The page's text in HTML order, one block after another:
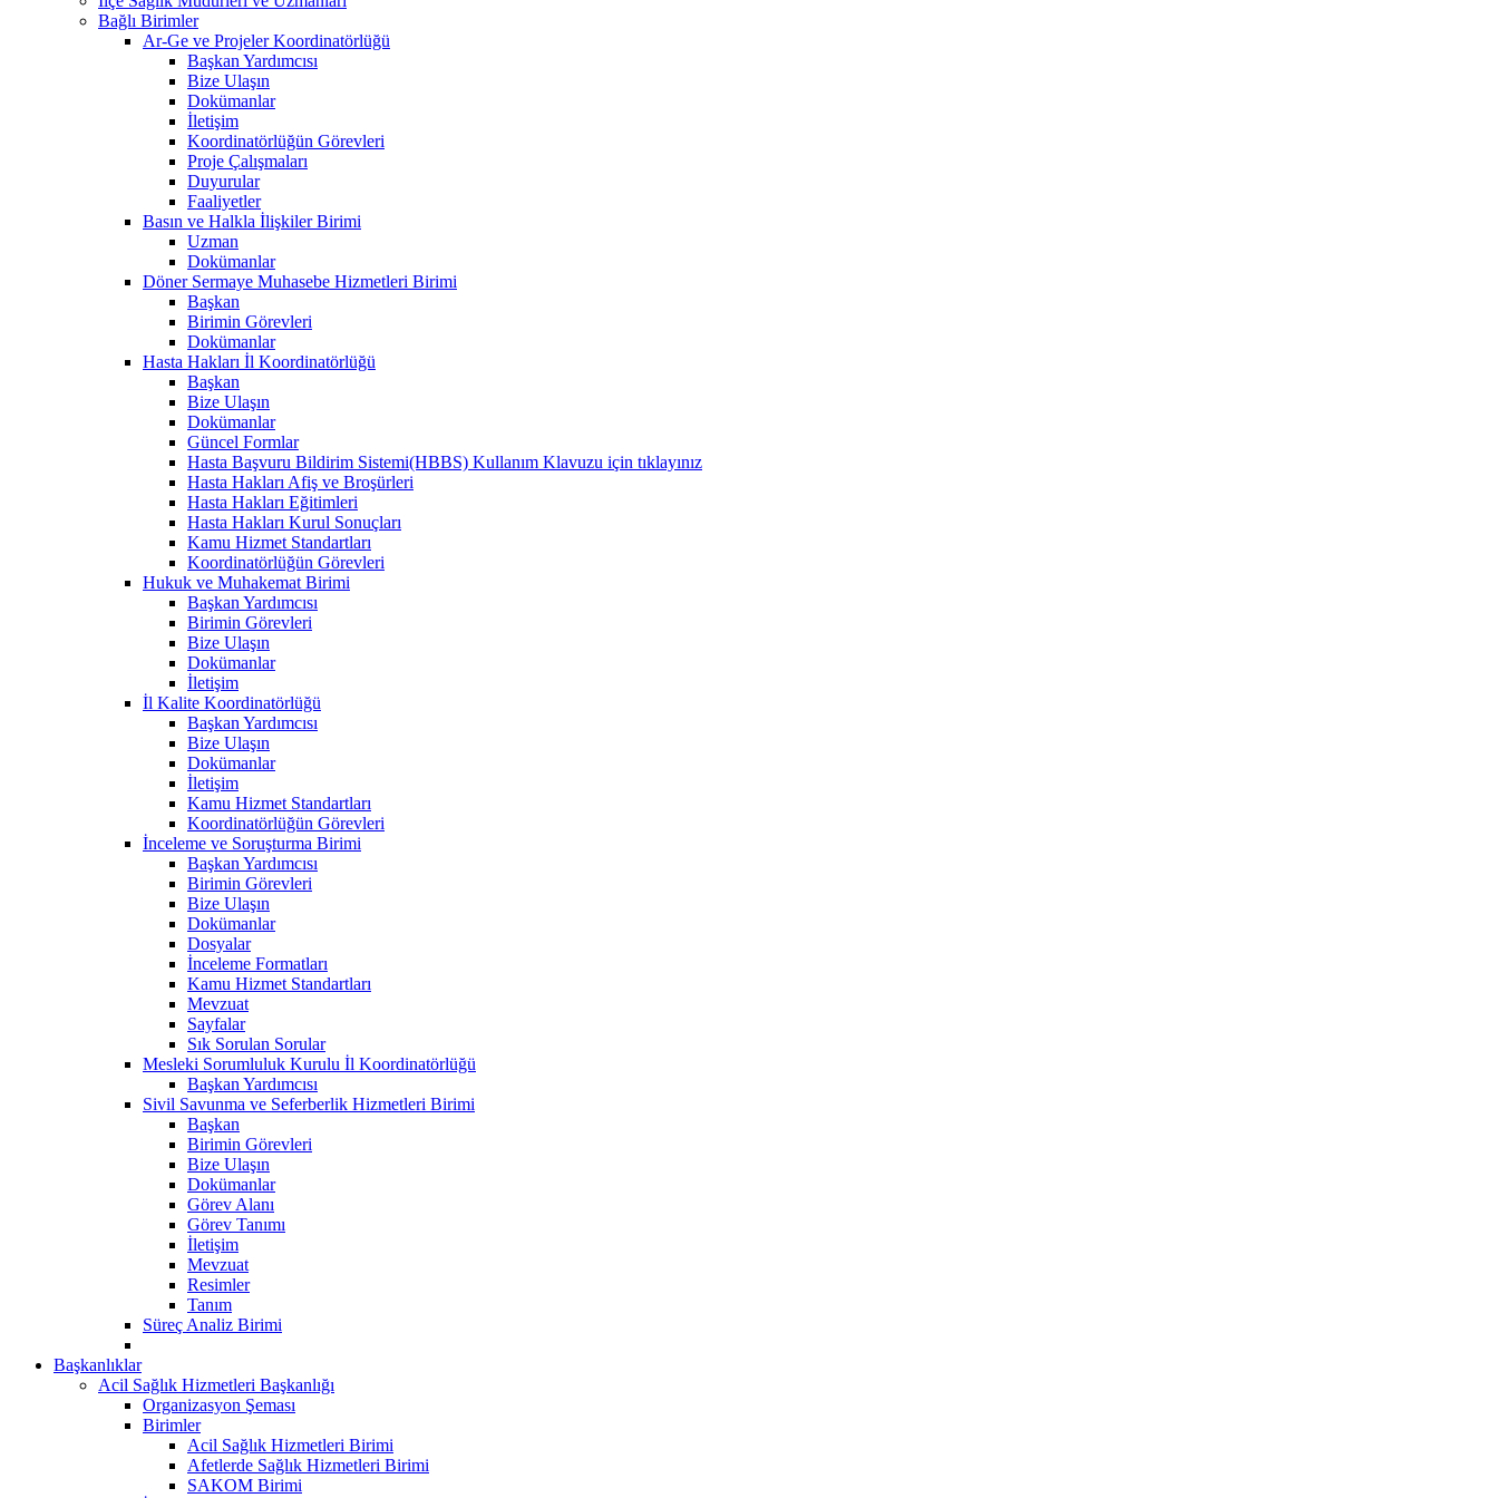
Bağlı Birimler
Ar-Ge ve Projeler Koordinatörlüğü
Başkan Yardımcısı
Bize Ulaşın
Dokümanlar
İletişim
Koordinatörlüğün Görevleri
Proje Çalışmaları
Duyurular
Faaliyetler
Basın ve Halkla İlişkiler Birimi
Uzman
Dokümanlar
Döner Sermaye Muhasebe Hizmetleri Birimi
Başkan
Birimin Görevleri
Dokümanlar
Hasta Hakları İl Koordinatörlüğü
Başkan
Bize Ulaşın
Dokümanlar
Güncel Formlar
Hasta Başvuru Bildirim Sistemi(HBBS) Kullanım Klavuzu için tıklayınız
Hasta Hakları Afiş ve Broşürleri
Hasta Hakları Eğitimleri
Hasta Hakları Kurul Sonuçları
Kamu Hizmet Standartları
Koordinatörlüğün Görevleri
Hukuk ve Muhakemat Birimi
Başkan Yardımcısı
Birimin Görevleri
Bize Ulaşın
Dokümanlar
İletişim
İl Kalite Koordinatörlüğü
Başkan Yardımcısı
Bize Ulaşın
Dokümanlar
İletişim
Kamu Hizmet Standartları
Koordinatörlüğün Görevleri
İnceleme ve Soruşturma Birimi
Başkan Yardımcısı
Birimin Görevleri
Bize Ulaşın
Dokümanlar
Dosyalar
İnceleme Formatları
Kamu Hizmet Standartları
Mevzuat
Sayfalar
Sık Sorulan Sorular
Mesleki Sorumluluk Kurulu İl Koordinatörlüğü
Başkan Yardımcısı
Sivil Savunma ve Seferberlik Hizmetleri Birimi
Başkan
Birimin Görevleri
Bize Ulaşın
Dokümanlar
Görev Alanı
Görev Tanımı
İletişim
Mevzuat
Resimler
Tanım
Süreç Analiz Birimi
Başkanlıklar
Acil Sağlık Hizmetleri Başkanlığı
Organizasyon Şeması
Birimler
Acil Sağlık Hizmetleri Birimi
Afetlerde Sağlık Hizmetleri Birimi
SAKOM Birimi